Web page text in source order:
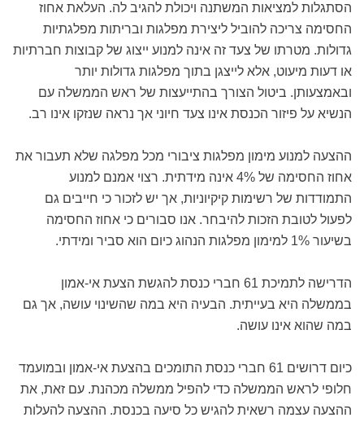
הסתגלות למציאות המשתנה ויכולת להגיב לה. העלאת אחוז
החסימה צריכה להוביל ליצירת מפלגות ובריתות מפלגתיות
גדולות. מטרתו של צעד זה אינה למנוע ייצוג של קבוצות חברתיות
או דעות מיעוט, אלא לייצגן בתוך מפלגות גדולות יותר
ובאמצעותן. ביטול הצורך בהתייעצות של ראש הממשלה עם
הנשיא על פיזור הכנסת אינו צעד חיוני אך נראה שנזקו אינו רב.
ההצעה למנוע מימון מפלגות ציבורי מכל מפלגה שלא תעבור את
אחוז החסימה של 4% אינה מידתית. רצוי אמנם למנוע
התמודדות של רשימות קיקיוניות, אך יש לזכור כי חייבים גם
לפעול לטובת הזכות להיבחר. אנו סבורים כי אחוז החסימה
בשיעור 1% למימון מפלגות הנהוג כיום הוא סביר ומידתי.
הדרישה לתמיכת 61 חברי כנסת להגשת הצעת אי-אמון
בממשלה היא בעייתית. הבעיה היא במה שהשינוי עושה, אך גם
במה שהוא אינו עושה.
כיום דרושים 61 חברי כנסת התומכים בהצעת אי-אמון ובמועמד
חלופי לראש הממשלה כדי להפיל ממשלה מכהנת. עם זאת, את
ההצעה עצמה רשאית להגיש כל סיעה בכנסת. ההצעה להעלות